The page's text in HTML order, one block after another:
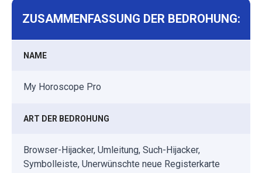
ZUSAMMENFASSUNG DER BEDROHUNG:
NAME
My Horoscope Pro
ART DER BEDROHUNG
Browser-Hijacker, Umleitung, Such-Hijacker,
Symbolleiste, Unerwünschte neue Registerkarte